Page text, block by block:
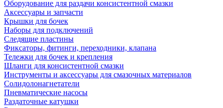
Оборудование для раздачи консистентной смазки
Аксессуары и запчасти
Крышки для бочек
Наборы для подключений
Следящие пластины
Фиксаторы, фитинги, переходники, клапана
Тележки для бочек и крепления
Шланги для консистентной смазки
Инструменты и аксессуары для смазочных материалов
Солидолонагнетатели
Пневматические насосы
Раздаточные катушки